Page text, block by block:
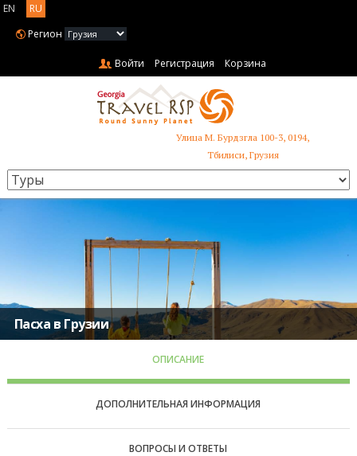
EN
RU
Регион
Войти Регистрация Корзина
Улица М. Бурдзгла 100-3, 0194,
Тбилиси, Грузия
Пасха в Грузии
ОПИСАНИЕ
ДОПОЛНИТЕЛЬНАЯ ИНФОРМАЦИЯ
ВОПРОСЫ И ОТВЕТЫ